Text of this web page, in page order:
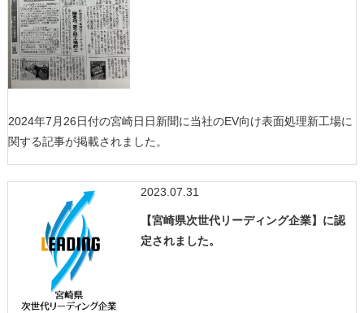
2024年7月26日付の宮崎日日新聞に当社のEV向け表面処理新工場に
関する記事が掲載されました。
2023.07.31
【宮崎県次世代リーディング企業】に認
定されました。